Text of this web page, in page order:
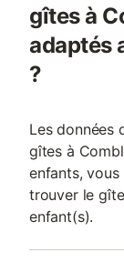
gîtes à
adaptés
?
Les données
gîtes à
enfants,
trouver le
enfant(s).